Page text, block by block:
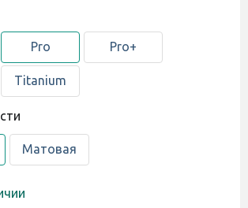
Pro Pro+
Titanium
Матовая